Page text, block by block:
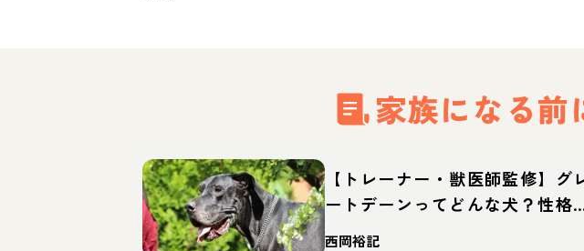
家族になる前
【トレーナー・獣医師監修】グ
ートデーンってどんな犬？性格
特徴・育て方・迎え方
西岡裕記